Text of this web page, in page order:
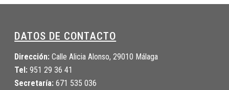
DATOS DE CONTACTO
Dirección: Calle Alicia Alonso, 29010 Málaga
Tel: 951 29 36 41
Secretaría: 671 535 036